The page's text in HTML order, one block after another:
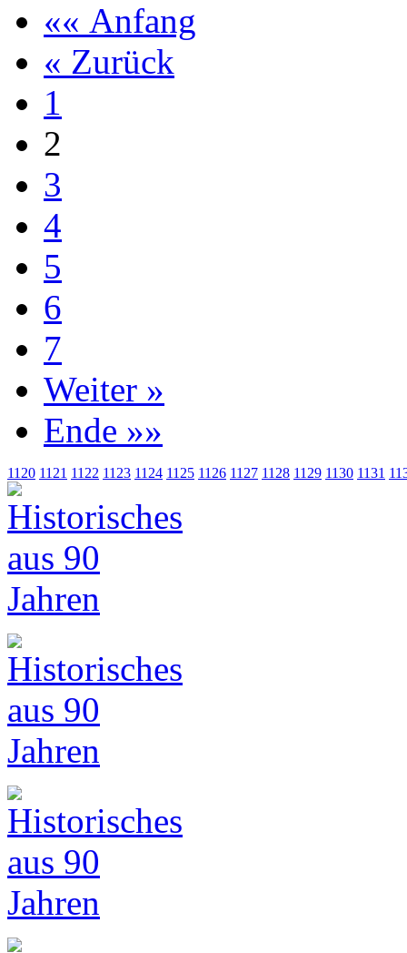
«« Anfang
« Zurück
1
2
3
4
5
6
7
Weiter »
Ende »»
1120 1121 1122 1123 1124 1125 1126 1127 1128 1129 1130 1131